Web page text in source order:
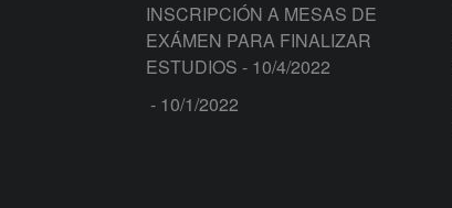
INSCRIPCIÓN A MESAS DE
EXÁMEN PARA FINALIZAR
ESTUDIOS - 10/4/2022
- 10/1/2022